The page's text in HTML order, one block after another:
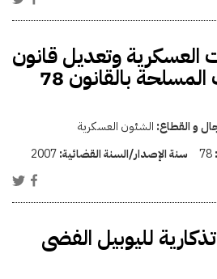
العسكرية وتعديل قانون
التقاعد للقوات المسلحة بالقانون 78
و القطاع: الشئون العسكرية
78 سنة الإصدار/السنة القضائية:2007
لليوبيل الفضى